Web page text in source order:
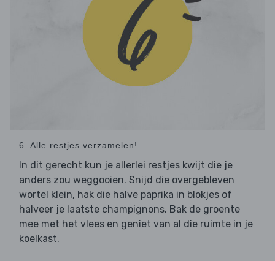
6. Alle restjes verzamelen!
In dit gerecht kun je allerlei restjes kwijt die je
anders zou weggooien. Snijd die overgebleven
wortel klein, hak die halve paprika in blokjes of
halveer je laatste champignons. Bak de groente
mee met het vlees en geniet van al die ruimte in je
koelkast.